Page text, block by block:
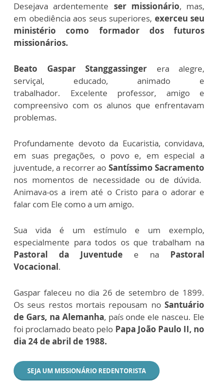
Desejava ardentemente ser missionário, mas,
em obediência aos seus superiores, exerceu seu
ministério como formador dos futuros
missionários.
Beato Gaspar Stanggassinger era alegre,
serviçal, educado, animado e
trabalhador. Excelente professor, amigo e
compreensivo com os alunos que enfrentavam
problemas.
Profundamente devoto da Eucaristia, convidava,
em suas pregações, o povo e, em especial a
juventude, a recorrer ao Santíssimo Sacramento
nos momentos de necessidade ou de dúvida.
Animava-os a irem até o Cristo para o adorar e
falar com Ele como a um amigo.
Sua vida é um estímulo e um exemplo,
especialmente para todos os que trabalham na
Pastoral da Juventude e na Pastoral
Vocacional.
Gaspar faleceu no dia 26 de setembro de 1899.
Os seus restos mortais repousam noSantuário
de Gars, na Alemanha, país onde ele nasceu. Ele
foi proclamado beato pelo Papa João Paulo II, no
dia 24 de abril de 1988.
SEJA UM MISSIONÁRIO REDENTORISTA